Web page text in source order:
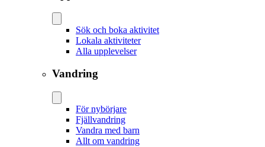
Sök och boka aktivitet
Lokala aktiviteter
Alla upplevelser
Vandring
För nybörjare
Fjällvandring
Vandra med barn
Allt om vandring